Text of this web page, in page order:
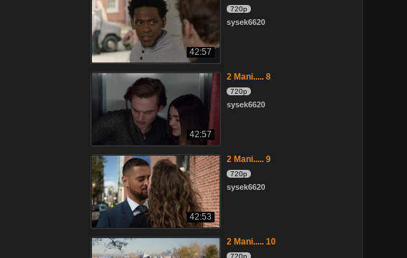
42:57
720p
sysek6620
42:57
2 Mani..... 8
720p
sysek6620
42:53
2 Mani..... 9
720p
sysek6620
2 Mani..... 10
720p